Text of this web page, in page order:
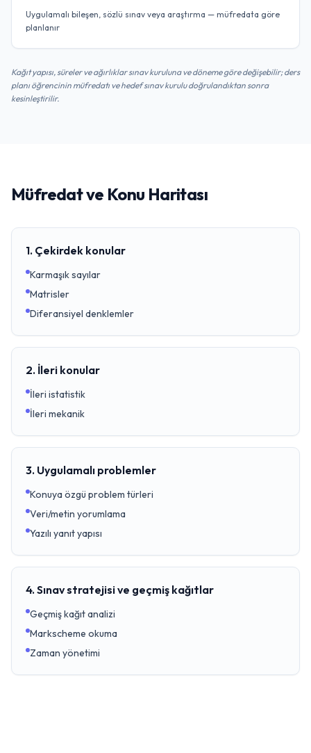
Uygulamalı bileşen, sözlü sınav veya araştırma — müfredata göre
planlanır
Kağıt yapısı, süreler ve ağırlıklar sınav kuruluna ve döneme göre değişebilir; ders
planı öğrencinin müfredatı ve hedef sınav kurulu doğrulandıktan sonra
kesinleştirilir.
Müfredat ve Konu Haritası
1. Çekirdek konular
Karmaşık sayılar
Matrisler
Diferansiyel denklemler
2. İleri konular
İleri istatistik
İleri mekanik
3. Uygulamalı problemler
Konuya özgü problem türleri
Veri/metin yorumlama
Yazılı yanıt yapısı
4. Sınav stratejisi ve geçmiş kağıtlar
Geçmiş kağıt analizi
Markscheme okuma
Zaman yönetimi